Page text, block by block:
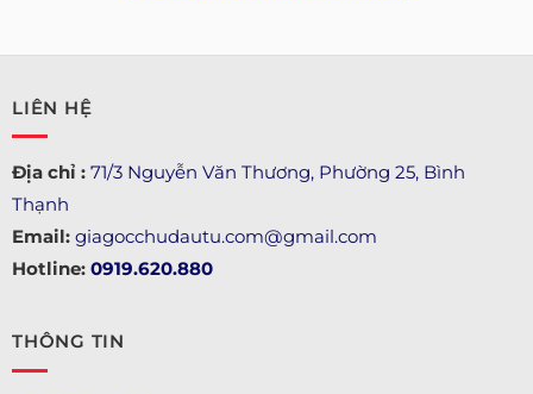
LIÊN HỆ
Địa chỉ : 71/3 Nguyễn Văn Thương, Phường 25, Bình
Thạnh
Email: giagocchudautu.com@gmail.com
Hotline: 0919.620.880
THÔNG TIN